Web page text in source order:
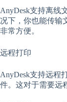
AnyDesk支持离线
况下，你也能传输
非常方便。
远程打印
AnyDesk支持远程
件。这对于需要远